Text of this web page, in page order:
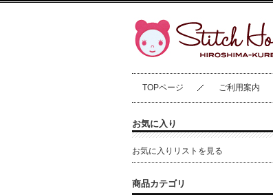
TOPページ ご利用案内
お気に入り
お気に入りリストを見る
商品カテゴリ